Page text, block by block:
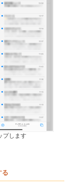
プします
る